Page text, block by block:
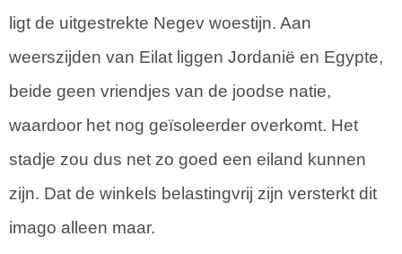
ligt de uitgestrekte Negev woestijn. Aan
weerszijden van Eilat liggen Jordanië en Egypte,
beide geen vriendjes van de joodse natie,
waardoor het nog geïsoleerder overkomt. Het
stadje zou dus net zo goed een eiland kunnen
zijn. Dat de winkels belastingvrij zijn versterkt dit
imago alleen maar.